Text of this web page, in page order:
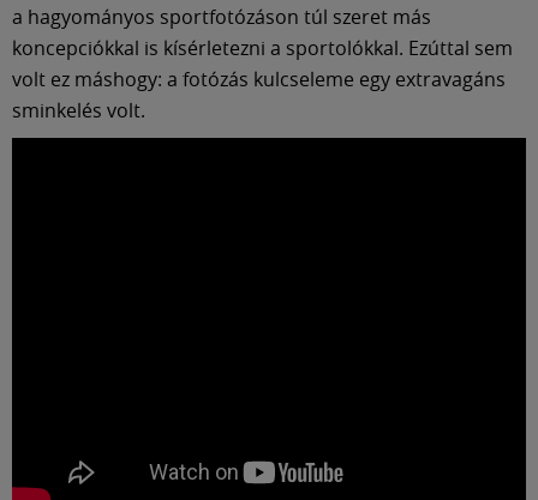
a hagyományos sportfotózáson túl szeret más
koncepciókkal is kísérletezni a sportolókkal. Ezúttal sem
volt ez máshogy: a fotózás kulcseleme egy extravagáns
sminkelés volt.